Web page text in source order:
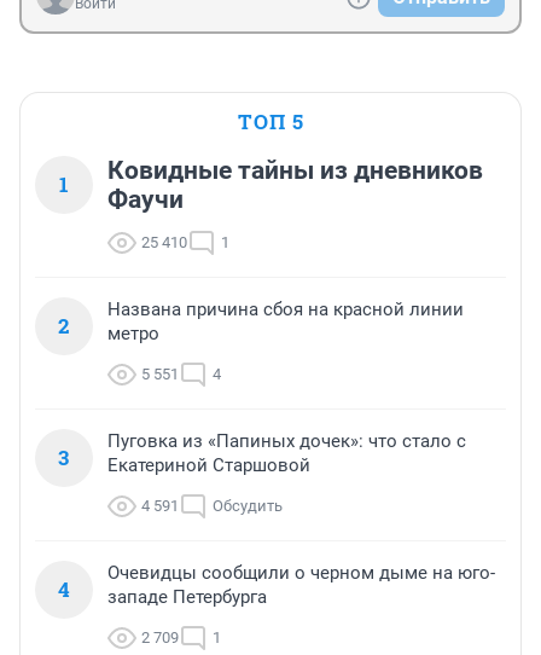
Войти
ТОП 5
1
Ковидные тайны из дневников
Фаучи
25 410 1
2
Названа причина сбоя на красной линии
метро
5 551 4
3
Пуговка из «Папиных дочек»: что стало с
Екатериной Старшовой
4 591 Обсудить
4
Очевидцы сообщили о черном дыме на юго-
западе Петербурга
2 709 1